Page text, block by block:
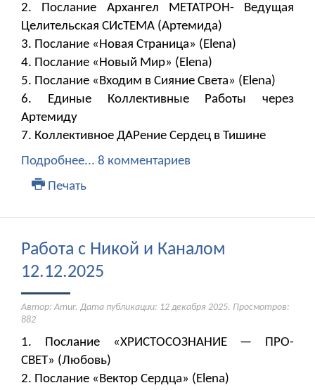
2. Послание Архангел МЕТАТРОН- Ведущая
Целительская СИсТЕМА (Артемида)
3. Послание «Новая Страница» (Elena)
4. Послание «Новый Мир» (Elena)
5. Послание «Входим в Сияние Света» (Elena)
6. Единые Коллективные Работы через
Артемиду
7. Коллективное ДАРение Сердец в Тишине
Подробнее... 8 комментариев
Печать
Работа с Никой и Каналом
12.12.2025
Автор: Amur. Дата публикации: 12 декабря 2025. Просмотров:
882
1. Послание «ХРИСТОСОЗНАНИЕ — ПРО-
СВЕТ» (Любовь)
2. Послание «Вектор Сердца» (Elena)